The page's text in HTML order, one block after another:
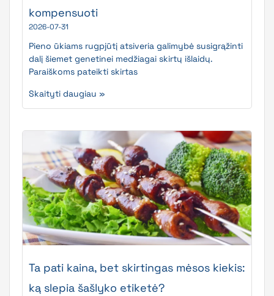
kompensuoti
2026-07-31
Pieno ūkiams rugpjūtį atsiveria galimybė susigrąžinti
dalį šiemet genetinei medžiagai skirtų išlaidų.
Paraiškoms pateikti skirtas
Skaityti daugiau »
Ta pati kaina, bet skirtingas mėsos kiekis:
ką slepia šašlyko etiketė?